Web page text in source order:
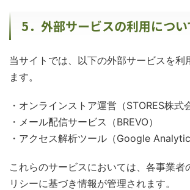
5．外部サービスの利用につい
当サイトでは、以下の外部サービスを利
ます。
・オンラインストア運営（STORES株式
・メール配信サービス（BREVO）
・アクセス解析ツール（Google
これらのサービスにおいては、各事業者
リシーに基づき情報が管理されます。